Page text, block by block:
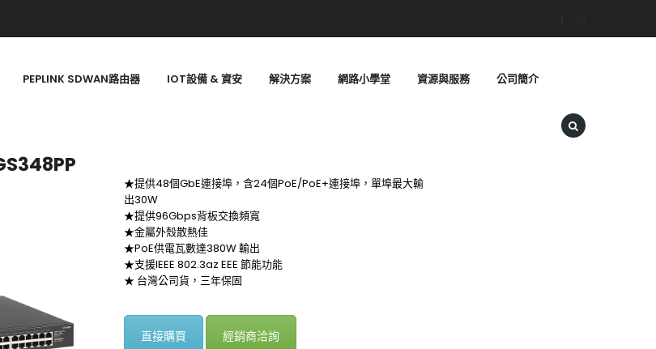
PEPLINK SDWAN路由器 IOT設備 & 資安 解決方案 網路小學堂 資源與服務 公司簡介
★提供48個GbE連接埠，含24個PoE/PoE+連接埠，單埠最大輸
出30W
★提供96Gbps背板交換頻寬
★金屬外殼散熱佳
★PoE供電瓦數達380W 輸出
★支援IEEE 802.3az EEE 節能功能
★ 台灣公司貨，三年保固
直接購買 經銷商洽詢